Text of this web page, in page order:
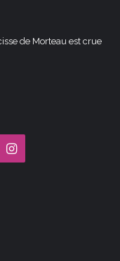
de Morteau est crue
Instagram